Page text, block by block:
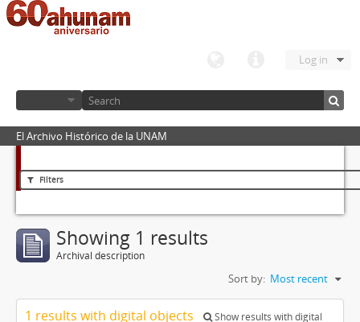
Log in
El Archivo Histórico de la UNAM
Filters
Showing 1 results
Archival description
Sort by: Most recent
1 results with digital objects
Show results with digital